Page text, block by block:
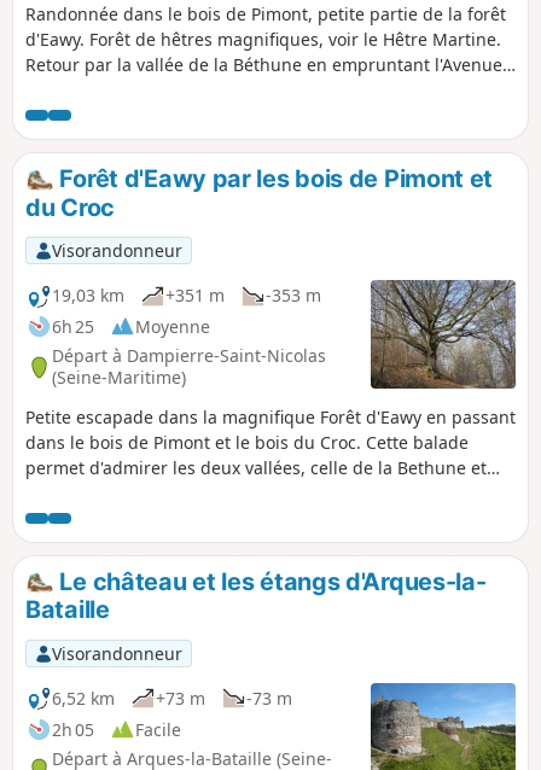
Randonnée dans le bois de Pimont, petite partie de la forêt
d'Eawy. Forêt de hêtres magnifiques, voir le Hêtre Martine.
Retour par la vallée de la Béthune en empruntant l'Avenue
Forêt d'Eawy par les bois de Pimont et
du Croc
Visorandonneur
19,03 km
+351 m
-353 m
6h 25
Moyenne
Départ à Dampierre-Saint-Nicolas
(Seine-Maritime)
Petite escapade dans la magnifique Forêt d'Eawy en passant
dans le bois de Pimont et le bois du Croc. Cette balade
permet d'admirer les deux vallées, celle de la Bethune et
hêtres magnifiques.
Le château et les étangs d'Arques-la-
Bataille
Visorandonneur
6,52 km
+73 m
-73 m
2h 05
Facile
Départ à Arques-la-Bataille (Seine-